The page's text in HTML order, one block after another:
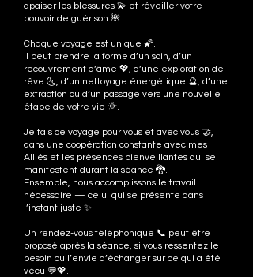
apaiser les blessures 💫 et réveiller votre
pouvoir de guérison 🌺.
Chaque voyage est unique 🌠.
Il peut prendre la forme d’un soin, d’un
recouvrement d’âme 💖, d’une exploration de
rêve 🌜, d’un nettoyage énergétique 🔮, d’une
extraction ou d’un passage vers une nouvelle
étape de votre vie 🌞.
Je fais ce voyage pour vous et avec vous 🤝,
dans une coopération constante avec mes
Alliés et les présences bienveillantes qui se
manifestent durant la séance 🐉.
Ensemble, nous accomplissons le travail
nécessaire — celui qui se présente dans
l’instant juste ✨.
Un rendez-vous téléphonique 📞 peut être
proposé après la séance, si vous ressentez le
besoin ou l’envie d’échanger sur ce qui a été
vécu 💬💖.